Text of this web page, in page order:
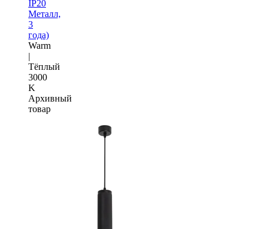
IP20
Металл,
3
года)
Warm
|
Тёплый
3000
K
Архивный
товар